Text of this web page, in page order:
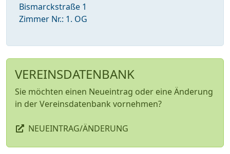
Bismarckstraße 1
Zimmer Nr.: 1. OG
VEREINSDATENBANK
Sie möchten einen Neueintrag oder eine Änderung
in der Vereinsdatenbank vornehmen?
NEUEINTRAG/ÄNDERUNG